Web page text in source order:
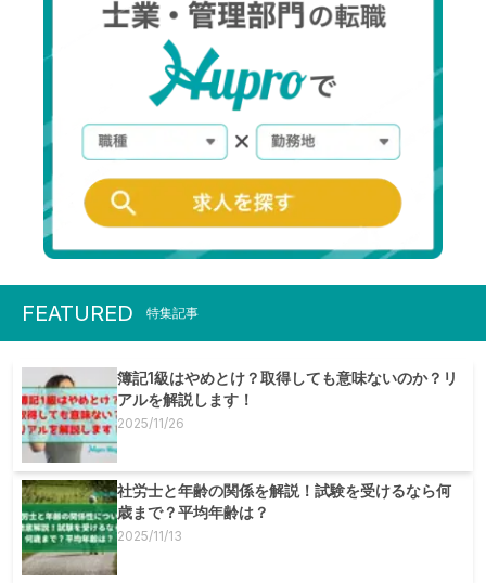
FEATURED 特集記事
簿記1級はやめとけ？取得しても意味ないのか？リ
アルを解説します！
2025/11/26
社労士と年齢の関係を解説！試験を受けるなら何
歳まで？平均年齢は？
2025/11/13